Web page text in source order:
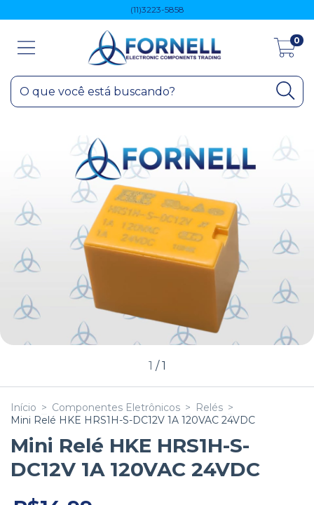
(11)3223-5858
0
1 /1
Início > Componentes Eletrônicos > Relés >
Mini Relé HKE HRS1H-S-DC12V 1A 120VAC 24VDC
Mini Relé HKE HRS1H-S-
DC12V 1A 120VAC 24VDC